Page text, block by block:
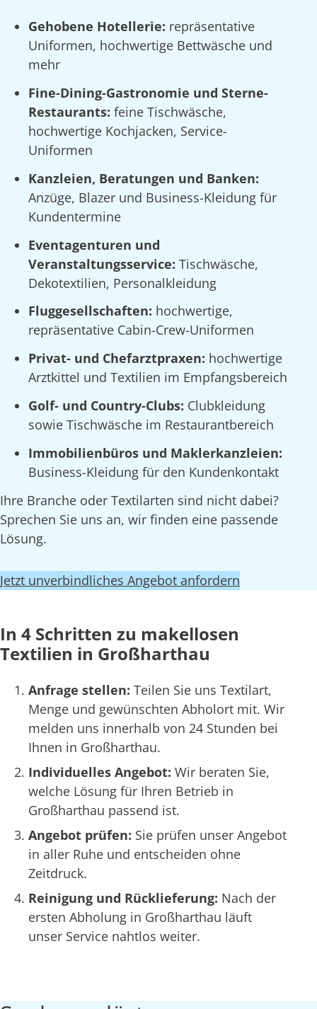
Gehobene Hotellerie: repräsentative
Uniformen, hochwertige Bettwäsche und
mehr
Fine-Dining-Gastronomie und Sterne-
Restaurants: feine Tischwäsche,
hochwertige Kochjacken, Service-
Uniformen
Kanzleien, Beratungen und Banken:
Anzüge, Blazer und Business-Kleidung für
Kundentermine
Eventagenturen und
Veranstaltungsservice: Tischwäsche,
Dekotextilien, Personalkleidung
Fluggesellschaften: hochwertige,
repräsentative Cabin-Crew-Uniformen
Privat- und Chefarztpraxen: hochwertige
Arztkittel und Textilien im Empfangsbereich
Golf- und Country-Clubs: Clubkleidung
sowie Tischwäsche im Restaurantbereich
Immobilienbüros und Maklerkanzleien:
Business-Kleidung für den Kundenkontakt
Ihre Branche oder Textilarten sind nicht dabei?
Sprechen Sie uns an, wir finden eine passende
Lösung.
Jetzt unverbindliches Angebot anfordern
In 4 Schritten zu makellosen
Textilien in Großharthau
Anfrage stellen: Teilen Sie uns Textilart,
Menge und gewünschten Abholort mit. Wir
melden uns innerhalb von 24 Stunden bei
Ihnen in Großharthau.
Individuelles Angebot: Wir beraten Sie,
welche Lösung für Ihren Betrieb in
Großharthau passend ist.
Angebot prüfen: Sie prüfen unser Angebot
in aller Ruhe und entscheiden ohne
Zeitdruck.
Reinigung und Rücklieferung: Nach der
ersten Abholung in Großharthau läuft
unser Service nahtlos weiter.